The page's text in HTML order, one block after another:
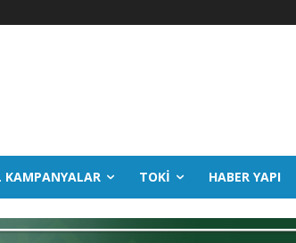
KAMPANYALAR TOKİ HABER YAPI